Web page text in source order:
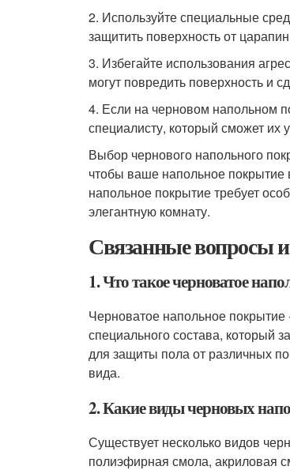
2. Используйте специальные
защитить поверхность от
3. Избегайте использования
могут повредить поверхность и
4. Если на черновом напольном
специалисту, который сможет их
Выбор чернового напольного
чтобы ваше напольное покрытие
напольное покрытие требует
элегантную комнату.
Связанные вопросы
1. Что такое черноватое
Черноватое напольное покрытие
специального состава, который
для защиты пола от различных
вида.
2. Какие виды черновых
Существует несколько видов
полиэфирная смола, акриловая